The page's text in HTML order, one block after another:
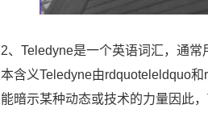
2、Teledyne是一个英语词汇，通
本含义Teledyne由rdquoteleldquo
能暗示某种动态或技术的力量因此